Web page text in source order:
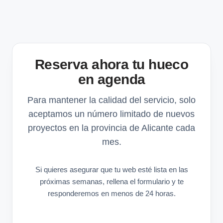
Reserva ahora tu hueco
en agenda
Para mantener la calidad del servicio, solo
aceptamos un número limitado de nuevos
proyectos en la provincia de Alicante cada
mes.
Si quieres asegurar que tu web esté lista en las
próximas semanas, rellena el formulario y te
responderemos en menos de 24 horas.